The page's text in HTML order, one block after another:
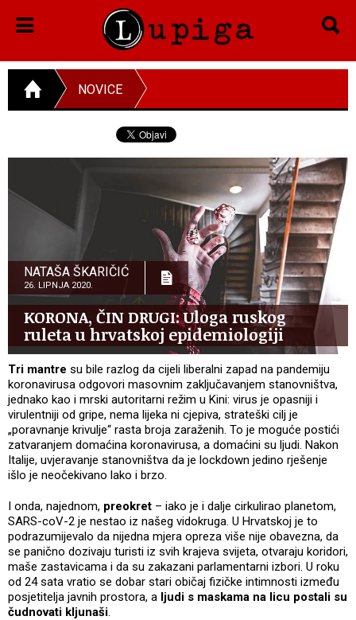
NOVICE
NATAŠA ŠKARIČIĆ
26. LIPNJA 2020.
KORONA, ČIN DRUGI: Uloga ruskog
ruleta u hrvatskoj epidemiologiji
Tri mantre su bile razlog da cijeli liberalni zapad na pandemiju
koronavirusa odgovori masovnim zaključavanjem stanovništva,
jednako kao i mrski autoritarni režim u Kini: virus je opasniji i
virulentniji od gripe, nema lijeka ni cjepiva, strateški cilj je
„poravnanje krivulje“ rasta broja zaraženih. To je moguće postići
zatvaranjem domaćina koronavirusa, a domaćini su ljudi. Nakon
Italije, uvjeravanje stanovništva da je lockdown jedino rješenje
išlo je neočekivano lako i brzo.
I onda, najednom, preokret – iako je i dalje cirkulirao planetom,
SARS-coV-2 je nestao iz našeg vidokruga. U Hrvatskoj je to
podrazumijevalo da nijedna mjera opreza više nije obavezna, da
se panično dozivaju turisti iz svih krajeva svijeta, otvaraju koridori,
maše zastavicama i da su zakazani parlamentarni izbori. U roku
od 24 sata vratio se dobar stari običaj fizičke intimnosti između
posjetitelja javnih prostora, a ljudi s maskama na licu postali su
čudnovati kljunaši.